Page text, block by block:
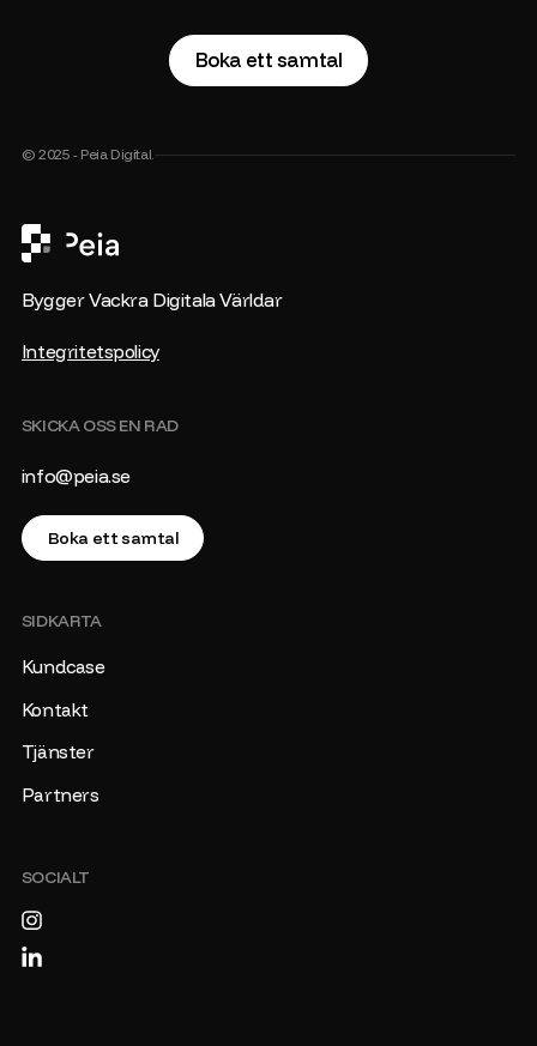
Boka ett samtal
© 2025 - Peia Digital.
Bygger Vackra Digitala Världar
Integritetspolicy
SKICKA OSS EN RAD
info@peia.se
Boka ett samtal
SIDKARTA
Kundcase
Kontakt
Tjänster
Partners
SOCIALT